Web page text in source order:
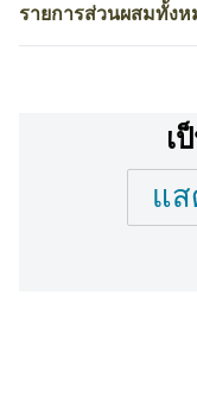
รายการส่วนผสมทั้งห
เ
แ